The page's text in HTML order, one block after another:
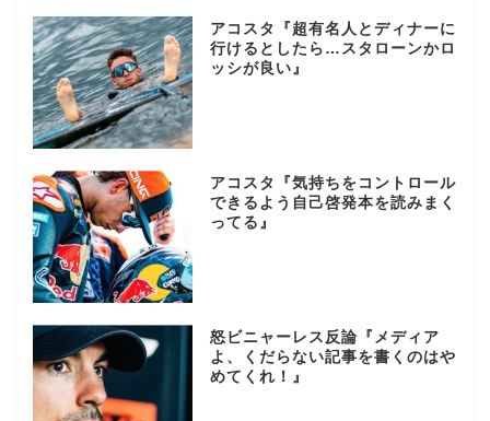
アコスタ『超有名人とディナーに
行けるとしたら…スタローンかロ
ッシが良い』
アコスタ『気持ちをコントロール
できるよう自己啓発本を読みまく
ってる』
怒ビニャーレス反論『メディア
よ、くだらない記事を書くのはや
めてくれ！』